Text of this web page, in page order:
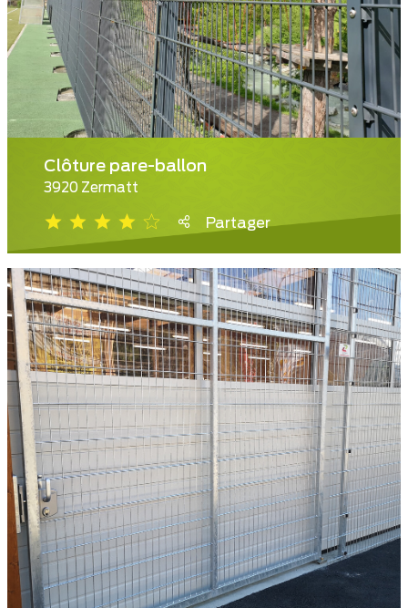
Clôture pare-ballon
3920 Zermatt
Partager